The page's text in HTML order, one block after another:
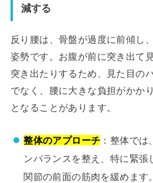
減する
反り腰は、骨盤が過度に前傾し
姿勢です。お腹が前に突き出て
突き出たりするため、見た目の
でなく、腰に大きな負担がかか
となることがあります。
整体のアプローチ ：整体で
ンバランスを整え、特に緊張
関節の前面の筋肉を緩めます